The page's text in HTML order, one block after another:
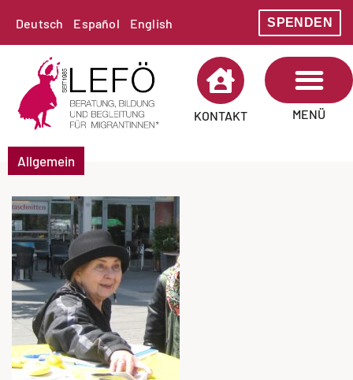
Deutsch Español English SPENDEN
KONTAKT MENÜ
Allgemein